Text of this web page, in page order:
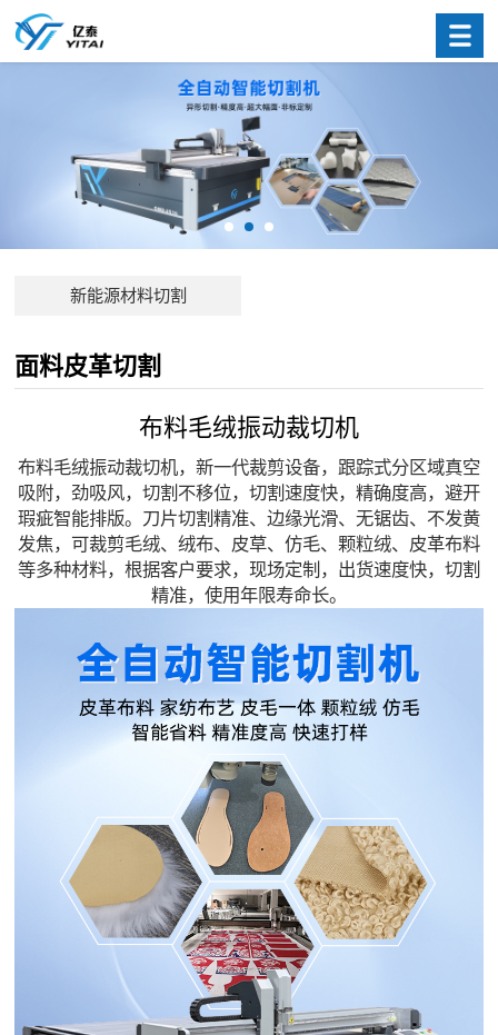
新能源材料切割
面料皮革切割
布料毛绒振动裁切机
布料毛绒振动裁切机，新一代裁剪设备，跟踪式分区域真空
吸附，劲吸风，切割不移位，切割速度快，精确度高，避开
瑕疵智能排版。刀片切割精准、边缘光滑、无锯齿、不发黄
发焦，可裁剪毛绒、 绒布、皮草、仿毛、颗粒绒、 皮革布料
等多种材料，根据客户要求，现场定制，出货速度快，切割
精准，使用年限寿命长。